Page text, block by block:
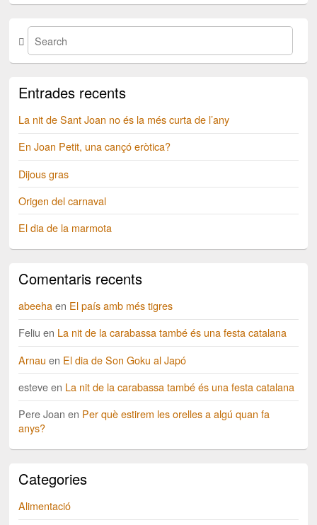
Entrades recents
La nit de Sant Joan no és la més curta de l’any
En Joan Petit, una cançó eròtica?
Dijous gras
Origen del carnaval
El dia de la marmota
Comentaris recents
abeehaen El país amb més tigres
Feliu en La nit de la carabassa també és una festa catalana
Arnau en El dia de Son Goku al Japó
esteveen La nit de la carabassa també és una festa catalana
Pere Joan en Per què estirem les orelles a algú quan fa
anys?
Categories
Alimentació